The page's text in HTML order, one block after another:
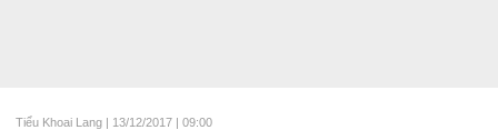
Tiểu Khoai Lang | 13/12/2017 | 09:00